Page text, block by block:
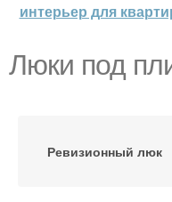
интерьер для
Люки под
Ревизионный люк